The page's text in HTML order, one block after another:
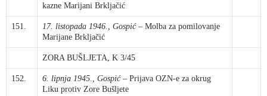
kazne Marijani Brkljačić
151. 17. listopada 1946., Gospić – Molba za pomilovanje
Marijane Brkljačić
ZORA BUŠLJETA, K 3/45
152. 6. lipnja 1945., Gospić – Prijava OZN-e za okrug
Liku protiv Zore Bušljete